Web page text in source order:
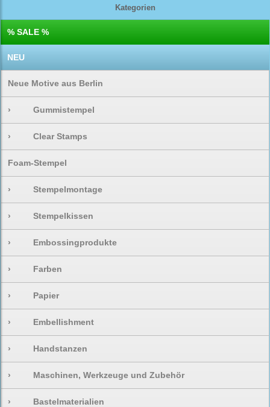
Kategorien
% SALE %
NEU
Neue Motive aus Berlin
› Gummistempel
› Clear Stamps
Foam-Stempel
› Stempelmontage
› Stempelkissen
› Embossingprodukte
› Farben
› Papier
› Embellishment
› Handstanzen
› Maschinen, Werkzeuge und Zubehör
› Bastelmaterialien